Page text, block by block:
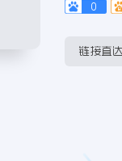
0
链接直达